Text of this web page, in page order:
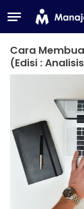
Organization
Development
Remuneration
Cara
(Edisi :